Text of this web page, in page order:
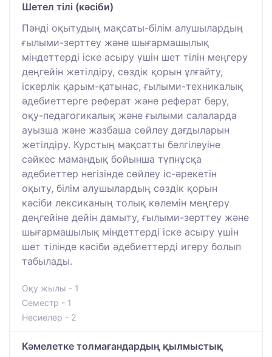
Шетел тілі (кәсіби)
Пәнді оқытудың мақсаты-білім алушылардың
ғылыми-зерттеу және шығармашылық
міндеттерді іске асыру үшін шет тілін меңгеру
деңгейін жетілдіру, сөздік қорын ұлғайту,
іскерлік қарым-қатынас, ғылыми-техникалық
әдебиеттерге реферат және реферат беру,
оқу-педагогикалық және ғылыми салаларда
ауызша және жазбаша сөйлеу дағдыларын
жетілдіру. Курстың мақсатты белгілеуіне
сәйкес мамандық бойынша түпнұсқа
әдебиеттер негізінде сөйлеу іс-әрекетін
оқыту, білім алушылардың сөздік қорын
кәсіби лексиканың толық көлемін меңгеру
деңгейіне дейін дамыту, ғылыми-зерттеу және
шығармашылық міндеттерді іске асыру үшін
шет тілінде кәсіби әдебиеттерді игеру болып
табылады.
Оқу жылы - 1
Семестр - 1
Несиелер - 2
Кәмелетке толмағандардың қылмыстық